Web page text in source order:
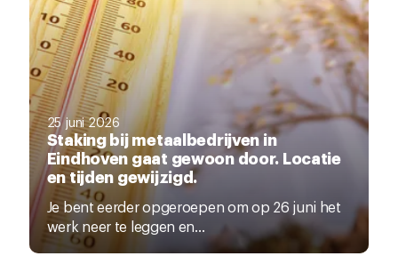
25 juni 2026
Staking bij metaalbedrijven in
Eindhoven gaat gewoon door. Locatie
en tijden gewijzigd.
Je bent eerder opgeroepen om op 26 juni het
werk neer te leggen en...